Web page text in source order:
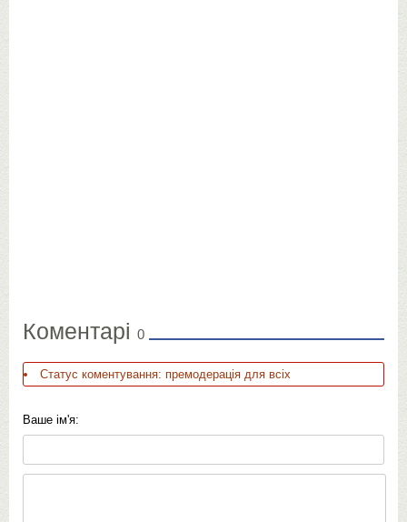
Коментарі 0
Статус коментування: премодерація для всіх
Ваше ім'я: